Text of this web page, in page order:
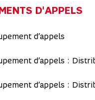
D'APPELS
d’appels
d’appels :
d’appels :